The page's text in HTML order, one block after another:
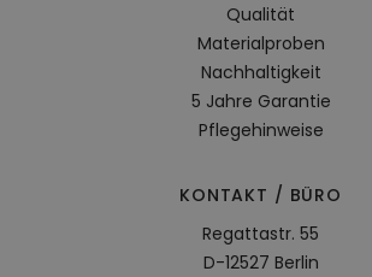
Qualität
Materialproben
Nachhaltigkeit
5 Jahre Garantie
Pflegehinweise
KONTAKT / BÜRO
Regattastr. 55
D-12527 Berlin